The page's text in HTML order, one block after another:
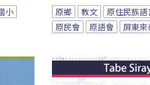
小 原鄉 教文
原住民族
原民會
原語會 屏東